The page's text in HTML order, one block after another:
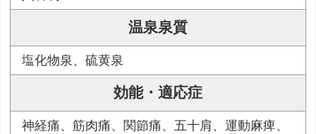
温泉泉質
塩化物泉、硫黄泉
効能・適応症
神経痛、筋肉痛、関節痛、五十肩、運動麻痺、